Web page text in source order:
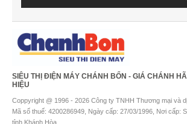
SIÊU THỊ ĐIỆN MÁY CHÁNH BỔN - GIÁ CHÁNH
HIỆU
Coppyright @ 1996 - 2026 Công ty TNHH Thương mại và
Mã số thuế: 4200286949, Ngày cấp: 27/03/1996, Nơi cấp:
tỉnh Khánh Hòa